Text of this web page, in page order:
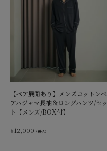
【ペア展開あり】メンズコットンベ
アパジャマ長袖＆ロングパンツ/セッ
ト【メンズ/BOX付】
¥12,000 （税込）